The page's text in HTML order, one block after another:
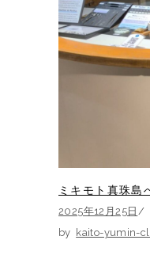
ミキモト真珠島
2025年12月25日
by kaito-yumin-